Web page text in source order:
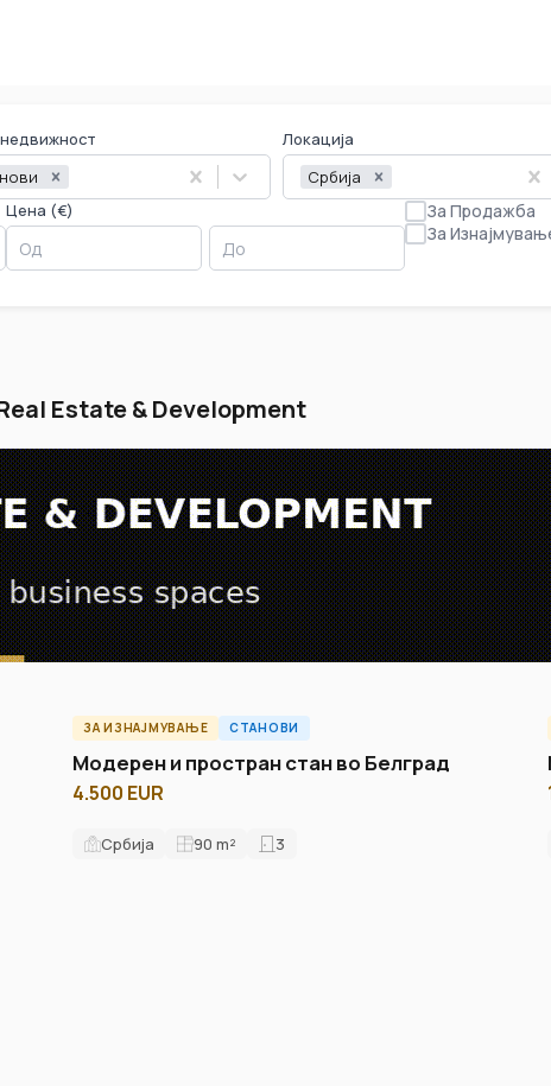
Локација
Србија
Цена (€)
За Продажба
За
Estate & Development
ЗА ИЗНАЈМУВАЊЕ СТАНОВИ
Модерен и простран стан во Белград
4.500 EUR
Србија 90 m² 3